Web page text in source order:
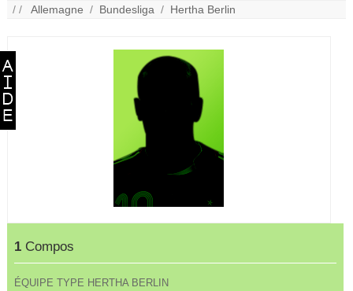
/ /Allemagne / Bundesliga / Hertha Berlin
1 Compos
ÉQUIPE TYPE HERTHA BERLIN